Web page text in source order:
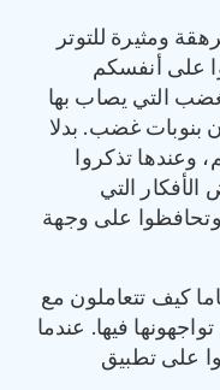
ومثيرة للتوتر
على أنفسكم
التي يصاب بها
بنوبات غضب. بدلا
وعندها تذكروا
التي
على وجهة
كيف تتعاملون مع
فيها. عندما
على تطبيق